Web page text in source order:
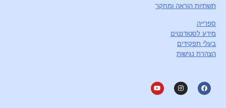
תשתיות הוראה ומחקר
ספרייה
מידע לסטודנטים
בעלי תפקידים
הצהרת נגישות